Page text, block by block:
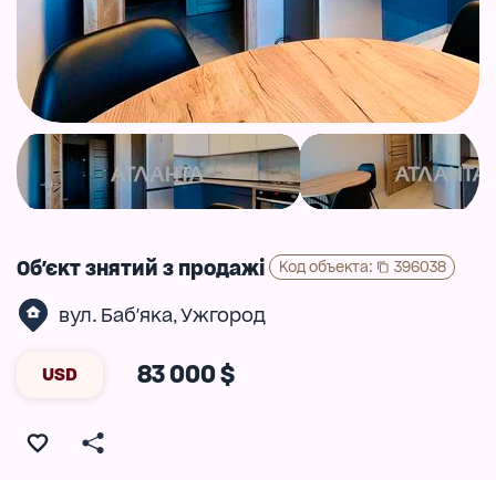
Об'єкт знятий з продажі Код объекта: 396038
вул. Баб'яка, Ужгород
USD 83 000 $